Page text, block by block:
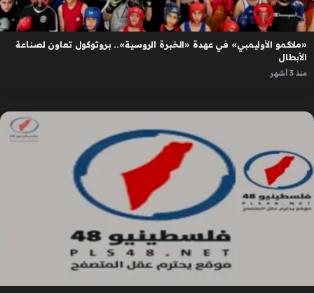
«ملاكمو الأوليمبي» في عهدة «الخبرة الروسية».. بروتوكول تعاون لصناعة
الأبطال
منذ 3 أشهر